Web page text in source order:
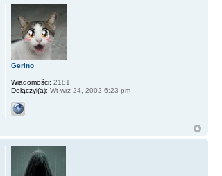
Gerino
Wiadomości: 2181
Dołączył(a): Wt wrz 24, 2002 6:23 pm